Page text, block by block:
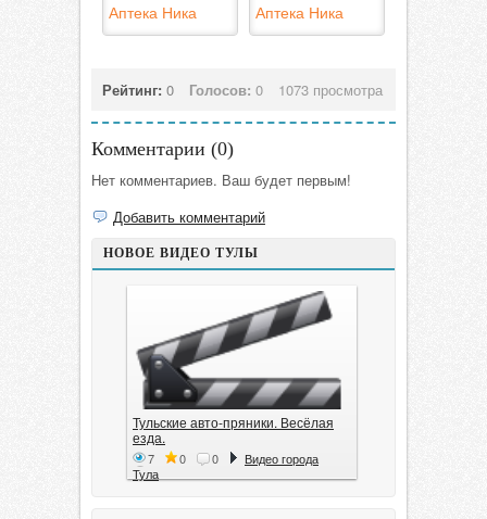
Аптека Ника Аптека Ника
Рейтинг: 0 Голосов: 0 1073 просмотра
Комментарии (0)
Нет комментариев. Ваш будет первым!
Добавить комментарий
НОВОЕ ВИДЕО ТУЛЫ
Тульские авто-пряники. Весёлая
езда.
7 0 0
Видео города
Тула